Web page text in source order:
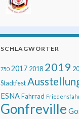
SCHLAGWÖRTER
750 2017 2018 2019
Stadtfest
ESNAFahrrad
Gonfreville